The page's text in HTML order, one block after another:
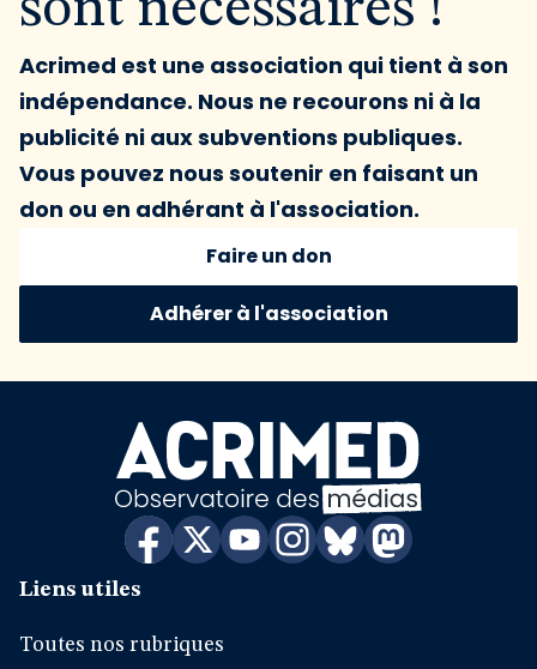
Acrimed est une association qui tient à son
indépendance. Nous ne recourons ni à la
publicité ni aux subventions publiques.
Vous pouvez nous soutenir en faisant un
don ou en adhérant à l'association.
Faire un don
Adhérer à l'association
Liens utiles
Toutes nos rubriques